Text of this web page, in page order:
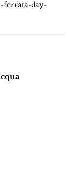
ferrata-day-